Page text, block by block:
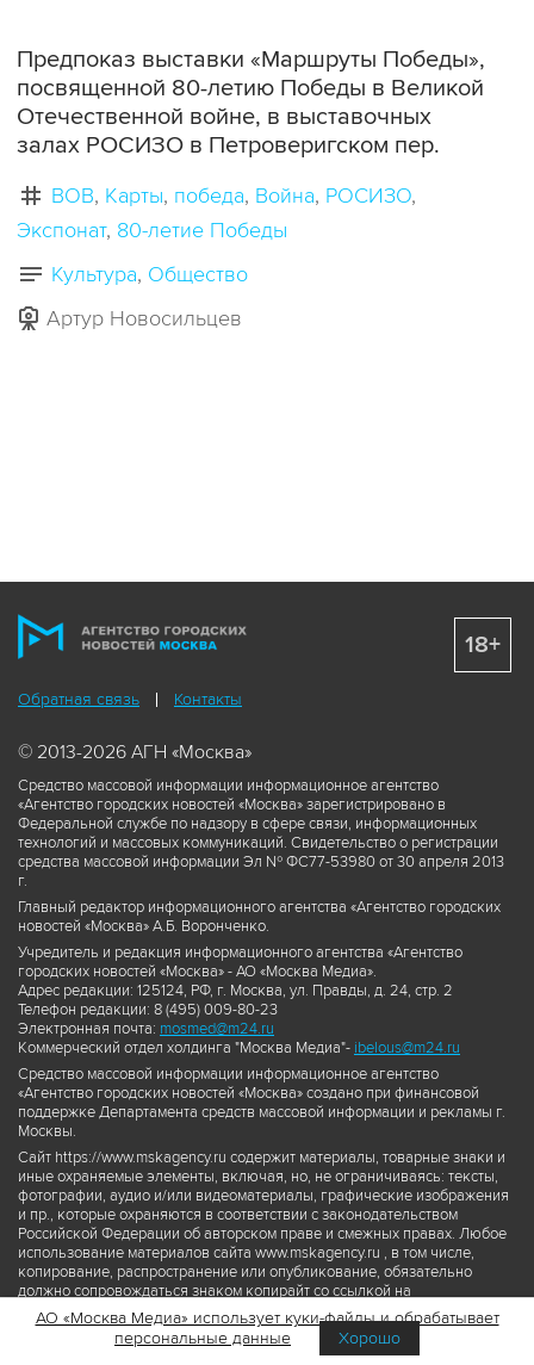
Предпоказ выставки «Маршруты Победы»,
посвященной 80-летию Победы в Великой
Отечественной войне, в выставочных
залах РОСИЗО в Петроверигском пер.
ВОВ Карты победа Война РОСИЗО
Экспонат 80-летие Победы
Культура Общество
Артур Новосильцев
Обратная связь Контакты
© 2013-2026 АГН «Москва»
Средство массовой информации информационное агентство
«Агентство городских новостей «Москва» зарегистрировано в
Федеральной службе по надзору в сфере связи, информационных
технологий и массовых коммуникаций. Свидетельство о регистрации
средства массовой информации Эл № ФС77-53980 от 30 апреля 2013
г.
Главный редактор информационного агентства «Агентство городских
новостей «Москва» А.Б. Воронченко.
Учредитель и редакция информационного агентства «Агентство
городских новостей «Москва» - АО «Москва Медиа».
Адрес редакции: 125124, РФ, г. Москва, ул. Правды, д. 24, стр. 2
Телефон редакции: 8 (495) 009-80-23
Электронная почта: mosmed@m24.ru
Коммерческий отдел холдинга "Москва Медиа"- ibelous@m24.ru
Средство массовой информации информационное агентство
«Агентство городских новостей «Москва» создано при финансовой
поддержке Департамента средств массовой информации и рекламы г.
Москвы.
Сайт https://www.mskagency.ru содержит материалы, товарные знаки и
иные охраняемые элементы, включая, но, не ограничиваясь: тексты,
фотографии, аудио и/или видеоматериалы, графические изображения
и пр., которые охраняются в соответствии с законодательством
Российской Федерации об авторском праве и смежных правах. Любое
использование материалов сайта www.mskagency.ru , в том числе,
копирование, распространение или опубликование, обязательно
должно сопровождаться знаком копирайт со ссылкой на
правообладателя © АО «Москва Медиа», а также гиперссылкой на сайт
www.mskagency.ru как на первоисточник информации. Переработка
материалов сайта www.mskagency.ru не допускается.
18+
АО «Москва Медиа» использует куки-файлы и обрабатывает
персональные данные
Хорошо